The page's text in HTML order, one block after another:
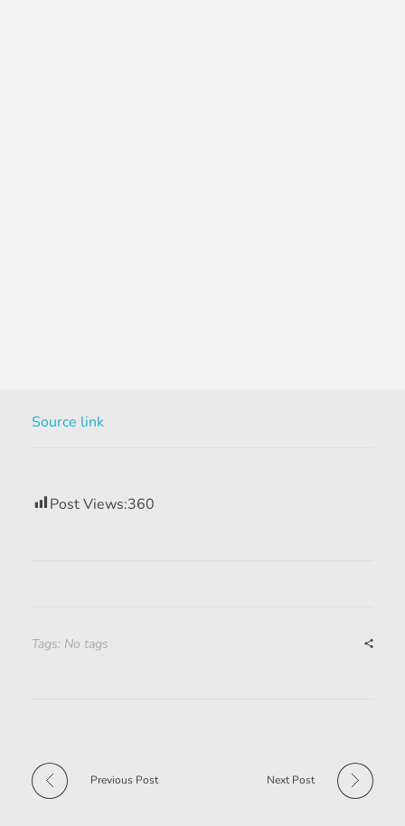
Source link
Post Views:360
Tags: No tags
Previous Post Next Post